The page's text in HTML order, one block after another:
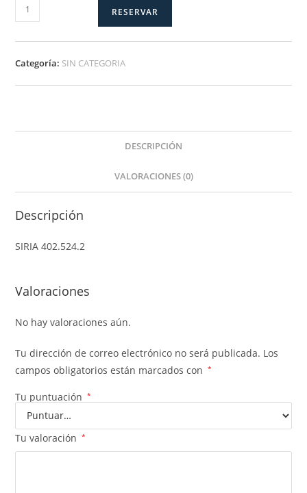
SIRIA-
2
cantidad
RESERVAR
Categoría: SIN CATEGORIA
DESCRIPCIÓN
VALORACIONES (0)
Descripción
SIRIA 402.524.2
Valoraciones
No hay valoraciones aún.
Tu dirección de correo electrónico no será publicada. Los
campos obligatorios están marcados con
*
Tu puntuación *
Tu valoración *